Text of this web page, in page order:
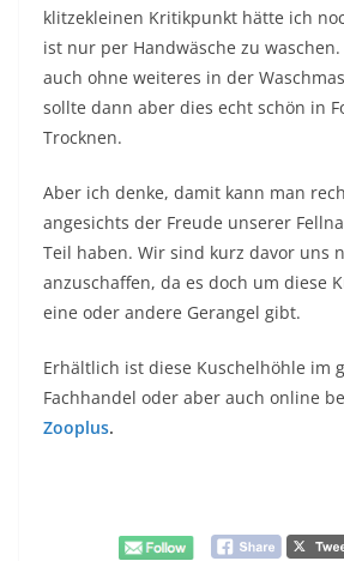
klitzekleinen Kritikpunkt hätte ich
ist nur per Handwäsche zu
auch ohne weiteres in der
sollte dann aber dies echt schön in
Trocknen.
Aber ich denke, damit kann man
angesichts der Freude unserer
Teil haben. Wir sind kurz davor uns
anzuschaffen, da es doch um diese
eine oder andere Gerangel gibt.
Erhältlich ist diese Kuschelhöhle im
Fachhandel oder aber auch online
Zooplus.